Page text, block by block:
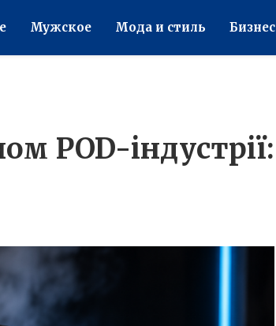
Мужское Мода и стиль Бизнес
POD-індустрії: